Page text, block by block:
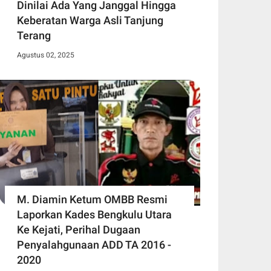
Dinilai Ada Yang Janggal Hingga
Keberatan Warga Asli Tanjung
Terang
Agustus 02, 2025
M. Diamin Ketum OMBB Resmi
Laporkan Kades Bengkulu Utara
Ke Kejati, Perihal Dugaan
Penyalahgunaan ADD TA 2016 -
2020